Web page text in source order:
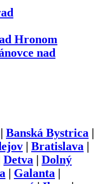
Hronom
nad
| Banská Bystrica |
| Bratislava |
Detva | Dolný
| Galanta |